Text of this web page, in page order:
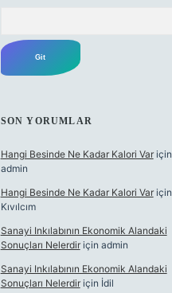
SON YORUMLAR
Hangi Besinde Ne Kadar Kalori Variçin
admin
Hangi Besinde Ne Kadar Kalori Variçin
Kıvılcım
Sanayi Inkılabının Ekonomik Alandaki
Sonuçları Nelerdiriçin admin
Sanayi Inkılabının Ekonomik Alandaki
Sonuçları Nelerdiriçin İdil